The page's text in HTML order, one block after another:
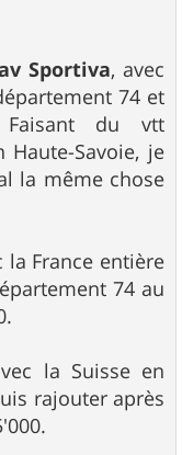
Sportiva, avec
74 et
du vtt
Savoie, je
la même chose
la France entière
74 au
la Suisse en
rajouter après